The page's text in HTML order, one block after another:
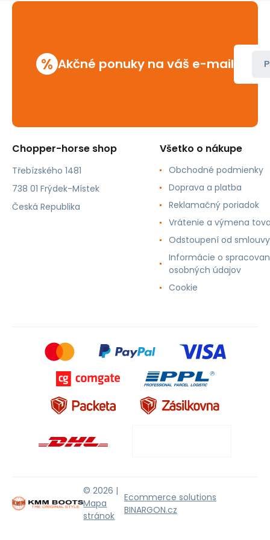
% Akčné ponuky na váš e-mail
Chopper-horse shop
Třebízského 1481
738 01 Frýdek-Místek
Česká Republika
Všetko o nákupe
Obchodné podmienky
Doprava a platba
Reklamačný poriadok
Vrátenie a výmena
Odstoupení od smlouvy
Informácie o
osobných údajov
Cookie
© 2026 |
Mapa
stránok
Ecommerce solutions
BINARGON.cz